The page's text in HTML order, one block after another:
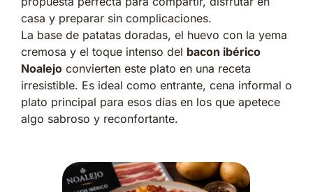
casa y preparar sin complicaciones.
La base de patatas doradas, el huevo con la yema
cremosa y el toque intenso del bacon ibérico
Noalejo convierten este plato en una receta
irresistible. Es ideal como entrante, cena informal o
plato principal para esos días en los que apetece
algo sabroso y reconfortante.